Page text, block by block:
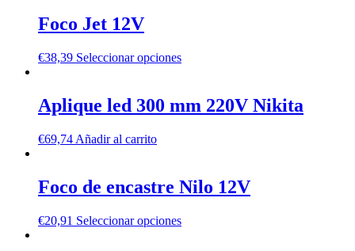
Foco Jet 12V
€38,39 Seleccionar opciones
Aplique led 300 mm 220V Nikita
€69,74 Añadir al carrito
Foco de encastre Nilo 12V
€20,91 Seleccionar opciones